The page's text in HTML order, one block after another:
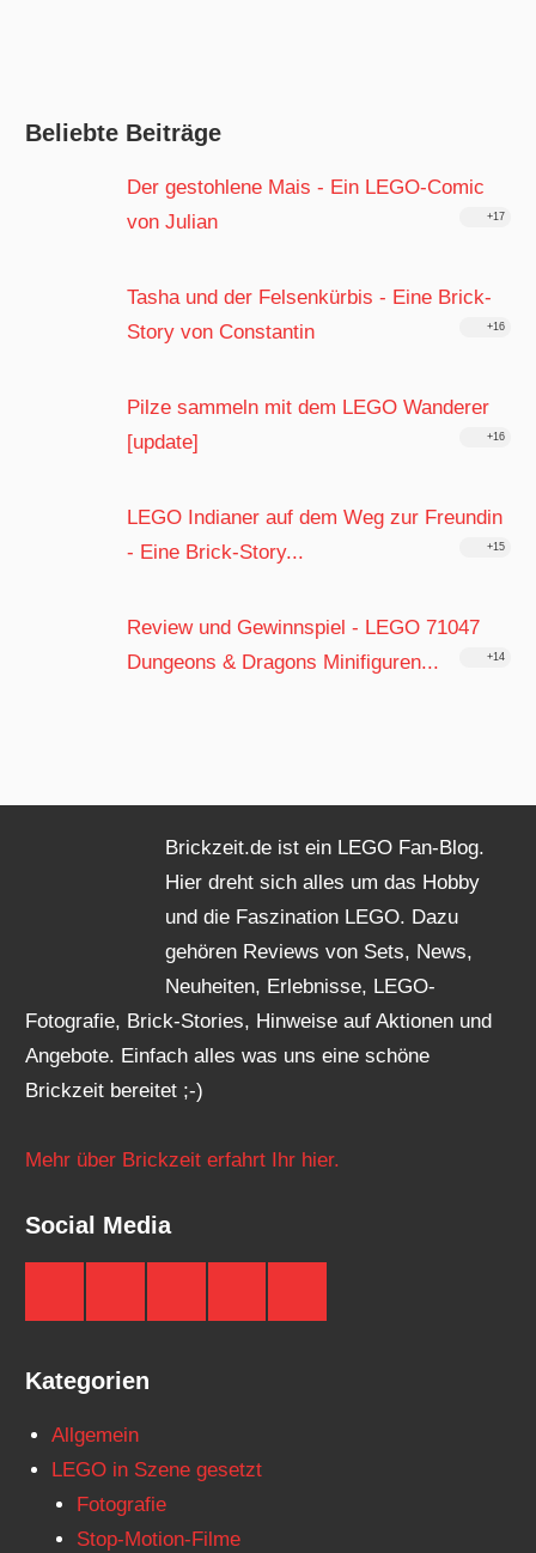
Beliebte Beiträge
Der gestohlene Mais - Ein LEGO-Comic
von Julian
+17
Tasha und der Felsenkürbis - Eine Brick-
Story von Constantin
+16
Pilze sammeln mit dem LEGO Wanderer
[update]
+16
LEGO Indianer auf dem Weg zur Freundin
- Eine Brick-Story...
+15
Review und Gewinnspiel - LEGO 71047
Dungeons & Dragons Minifiguren...
+14
Brickzeit.de ist ein LEGO Fan-Blog.
Hier dreht sich alles um das Hobby
und die Faszination LEGO. Dazu
gehören Reviews von Sets, News,
Neuheiten, Erlebnisse, LEGO-
Fotografie, Brick-Stories, Hinweise auf Aktionen und
Angebote. Einfach alles was uns eine schöne
Brickzeit bereitet ;-)
Mehr über Brickzeit erfahrt Ihr hier.
Social Media
Kategorien
Allgemein
LEGO in Szene gesetzt
Fotografie
Stop-Motion-Filme